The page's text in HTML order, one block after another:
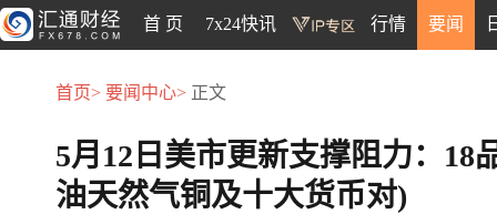
首 页 7x24快讯 行情 要闻
首页> 要闻中心> 正文
5月12日美市更新支撑阻力：18
油天然气铜及十大货币对)